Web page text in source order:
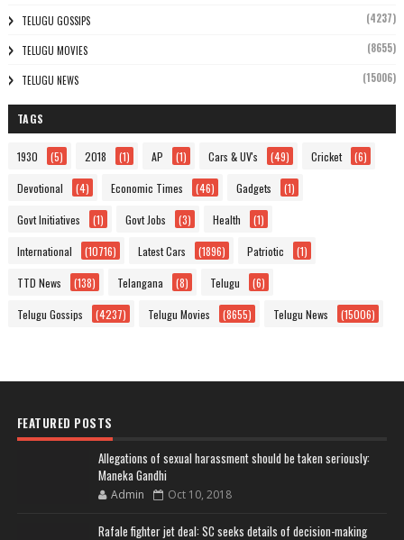
TELUGU GOSSIPS (4237)
TELUGU MOVIES (8655)
TELUGU NEWS (15006)
TAGS
1930 (5) 2018 (1) AP (1) Cars & UV's (49) Cricket (6)
Devotional (4) Economic Times (46) Gadgets (1)
Govt Initiatives (1) Govt Jobs (3) Health (1)
International (10716) Latest Cars (1896) Patriotic (1)
TTD News (138) Telangana (8) Telugu (6)
Telugu Gossips (4237) Telugu Movies (8655) Telugu News (15006)
FEATURED POSTS
Allegations of sexual harassment should be taken seriously:
Maneka Gandhi
Admin Oct 10, 2018
Rafale fighter jet deal: SC seeks details of decision-making